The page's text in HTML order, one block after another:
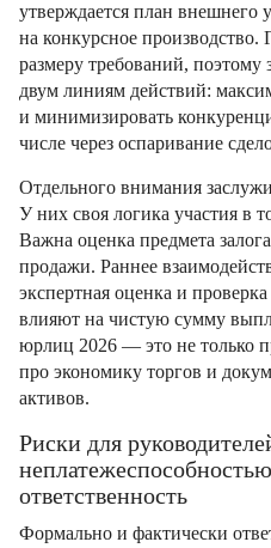
утверждается план внешнего
на конкурсное производство.
размеру требований, поэтому
двум линиям действий:
и минимизировать
числе через оспаривание
Отдельного внимания
У них своя логика участия в
Важна оценка предмета
продажи. Раннее
экспертная оценка и
влияют на чистую сумму
юрлиц 2026 — это не только
про экономику торгов и
активов.
Риски для
ответственность
Формально и фактически